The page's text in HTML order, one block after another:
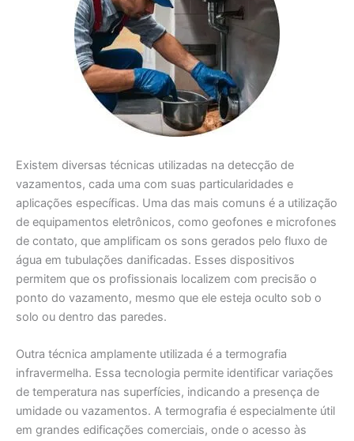
Existem diversas técnicas utilizadas na detecção de
vazamentos, cada uma com suas particularidades e
aplicações específicas. Uma das mais comuns é a utilização
de equipamentos eletrônicos, como geofones e microfones
de contato, que amplificam os sons gerados pelo fluxo de
água em tubulações danificadas. Esses dispositivos
permitem que os profissionais localizem com precisão o
ponto do vazamento, mesmo que ele esteja oculto sob o
solo ou dentro das paredes.
Outra técnica amplamente utilizada é a termografia
infravermelha. Essa tecnologia permite identificar variações
de temperatura nas superfícies, indicando a presença de
umidade ou vazamentos. A termografia é especialmente útil
em grandes edificações comerciais, onde o acesso às